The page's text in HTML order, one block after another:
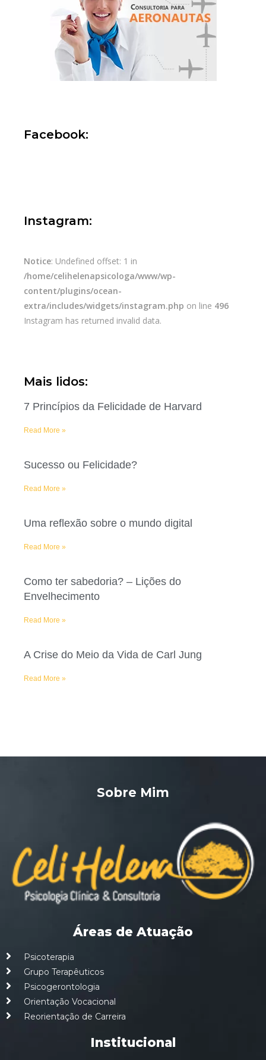
Facebook:
Instagram:
Notice: Undefined offset: 1 in
/home/celihelenapsicologa/www/wp-
content/plugins/ocean-
extra/includes/widgets/instagram.php on line 496
Instagram has returned invalid data.
Mais lidos:
7 Princípios da Felicidade de Harvard
Read More »
Sucesso ou Felicidade?
Read More »
Uma reflexão sobre o mundo digital
Read More »
Como ter sabedoria? – Lições do
Envelhecimento
Read More »
A Crise do Meio da Vida de Carl Jung
Read More »
Sobre Mim
Áreas de Atuação
Psicoterapia
Grupo Terapêuticos
Psicogerontologia
Orientação Vocacional
Reorientação de Carreira
Institucional